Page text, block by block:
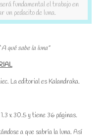
fundamental el trabajo en
un pedacito de luna.
A qué sabe la luna”
La editorial es Kalandraka.
x 30.5 y tiene 36 páginas.
a que sabría la luna. Así